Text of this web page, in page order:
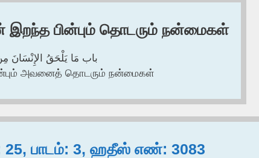
இறந்த பின்பும் தொடரும் நன்மைகள்
باب مَا يَلْحَقُ الإِنْسَانَ
அவனைத் தொடரும் நன்மைகள்
25, பாடம்: 3, ஹதீஸ் எண்: 3083